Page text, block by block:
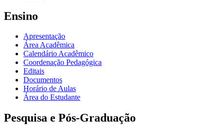
Ensino
Apresentação
Área Acadêmica
Calendário Acadêmico
Coordenação Pedagógica
Editais
Documentos
Horário de Aulas
Área do Estudante
Pesquisa e Pós-Graduação